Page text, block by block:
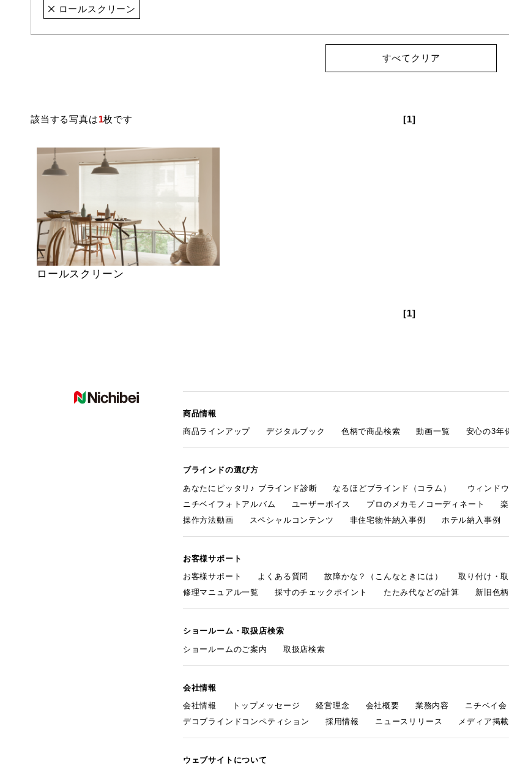
ロールスクリーン
すべてクリア
該当する写真は1枚です [1]
ロールスクリーン
[1]
商品情報
商品ラインアップ
デジタルブック 色柄で商品検索 動画一覧 安心の3年
ブラインドの選び方
あなたにピッタリ♪ ブラインド診断
なるほどブラインド（コラム） ウィンド
ニチベイフォトアルバム
ユーザーボイス プロのメカモノコーディネート
操作方法動画
スペシャルコンテンツ 非住宅物件納入事例 ホテル納入事例
お客様サポート
お客様サポート
よくある質問 故障かな？（こんなときには） 取り付け・
修理マニュアル一覧
採寸のチェックポイント たたみ代などの計算 新旧色
ショールーム・取扱店検索
ショールームのご案内
取扱店検索
会社情報
会社情報
トップメッセージ 経営理念 会社概要 業務内容 ニチベイ会
デコブラインドコンペティション
採用情報 ニュースリリース メディア掲
ウェブサイトについて